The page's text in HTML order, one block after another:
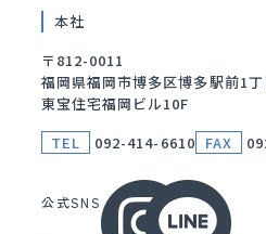
本社
〒812-0011
福岡県福岡市博多区博多駅前1
東宝住宅福岡ビル10F
TEL
092-414-6610 FAX
公式SNS